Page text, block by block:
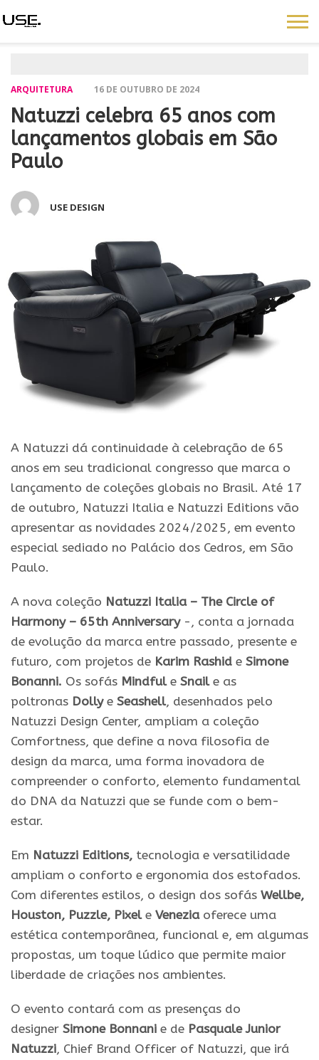
ARQUITETURA 16 DE OUTUBRO DE 2024
Natuzzi celebra 65 anos com
lançamentos globais em São
Paulo
USE DESIGN
A Natuzzi dá continuidade à celebração de 65
anos em seu tradicional congresso que marca o
lançamento de coleções globais no Brasil. Até 17
de outubro, Natuzzi Italia e Natuzzi Editions vão
apresentar as novidades 2024/2025, em evento
especial sediado no Palácio dos Cedros, em São
Paulo.
A nova coleção Natuzzi Italia – The Circle of
Harmony – 65th Anniversary-, conta a jornada
de evolução da marca entre passado, presente e
futuro, com projetos de Karim Rashid e Simone
Bonanni. Os sofás Mindfule Snaile as
poltronas Dollye Seashell, desenhados pelo
Natuzzi Design Center, ampliam a coleção
Comfortness, que define a nova filosofia de
design da marca, uma forma inovadora de
compreender o conforto, elemento fundamental
do DNA da Natuzzi que se funde com o bem-
estar.
Em Natuzzi Editions, tecnologia e versatilidade
ampliam o conforto e ergonomia dos estofados.
Com diferentes estilos, o design dos sofás Wellbe,
Houston, Puzzle, Pixele Veneziaoferece uma
estética contemporânea, funcional e, em algumas
propostas, um toque lúdico que permite maior
liberdade de criações nos ambientes.
O evento contará com as presenças do
designer Simone Bonnani e de Pasquale Junior
Natuzzi, Chief Brand Officer of Natuzzi, que irá